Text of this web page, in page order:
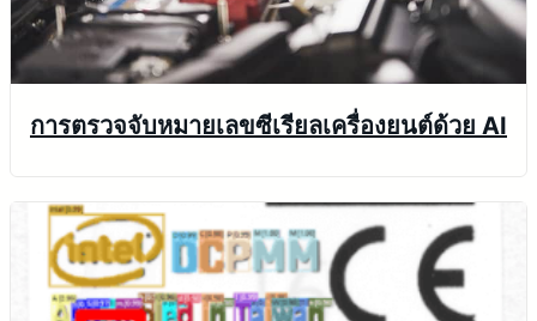
การตรวจจับหมายเลขซีเรียลเครื่องยนต์ด้วย AI